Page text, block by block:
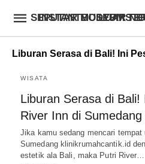
INSTANTBODYFIXSTORE – INFORMASI SEPUTAR MUSEUM
Liburan Serasa di Bali! Ini
WISATA
Liburan Serasa di Bali!
River Inn di
Jika kamu sedang mencari tempat
Sumedang klinikrumahcantik.id
estetik ala Bali, maka Putri River…